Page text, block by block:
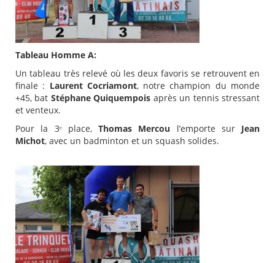
Tableau Homme A:
Un tableau très relevé où les deux favoris se retrouvent en
finale : Laurent Cocriamont, notre champion du monde
+45, bat Stéphane Quiquempois après un tennis stressant
et venteux.
Pour la 3ᵉ place, Thomas Mercou l’emporte sur Jean
Michot, avec un badminton et un squash solides.